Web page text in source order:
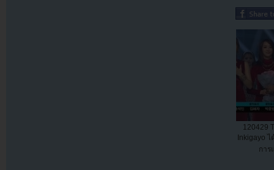
120429
Inkigayo
การ